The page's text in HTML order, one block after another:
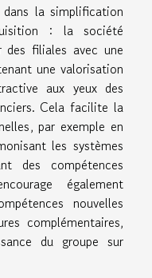
la simplification
: la société
des filiales avec une
une valorisation
aux yeux des
Cela facilite la
par exemple en
les systèmes
des compétences
également
nouvelles
complémentaires,
du groupe sur